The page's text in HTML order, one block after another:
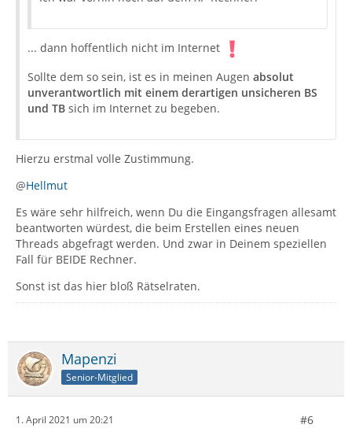
... dann hoffentlich nicht im Internet
Sollte dem so sein, ist es in meinen Augen absolut
unverantwortlich mit einem derartigen unsicheren BS
und TB sich im Internet zu begeben.
Hierzu erstmal volle Zustimmung.
@Hellmut
Es wäre sehr hilfreich, wenn Du die Eingangsfragen allesamt
beantworten würdest, die beim Erstellen eines neuen
Threads abgefragt werden. Und zwar in Deinem speziellen
Fall für BEIDE Rechner.
Sonst ist das hier bloß Rätselraten.
Mapenzi
Senior-Mitglied
1. April 2021 um 20:21 #6